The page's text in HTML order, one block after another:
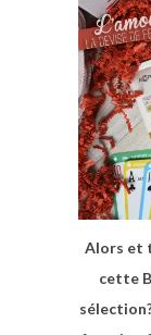
Alors et
cette